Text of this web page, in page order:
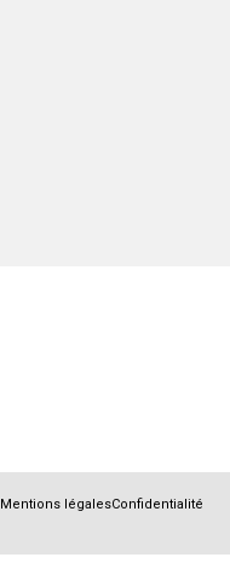
Mentions légalesConfidentialité